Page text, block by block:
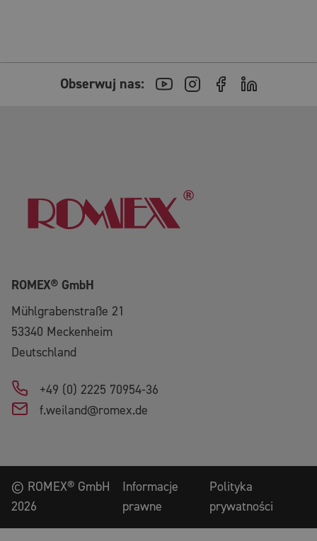
Obserwuj nas:
ROMEX® GmbH
Mühlgrabenstraße 21
53340 Meckenheim
Deutschland
+49 (0) 2225 70954-36
f.weiland@romex.de
© ROMEX® GmbH
2026
Informacje
prawne
Polityka
prywatności